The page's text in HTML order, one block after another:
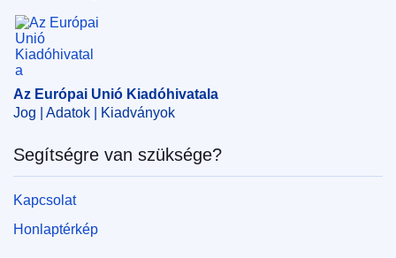
Az Európai Unió Kiadóhivatala
Az Európai Unió Kiadóhivatala
Jog | Adatok | Kiadványok
Segítségre van szüksége?
Kapcsolat
Honlaptérkép